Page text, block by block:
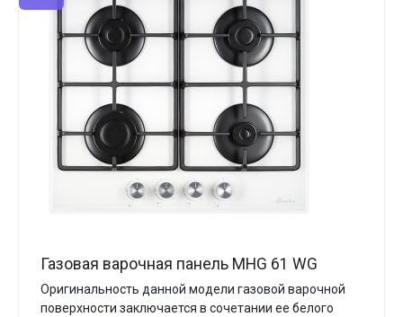
Газовая варочная панель MHG 61 WG
Оригинальность данной модели газовой варочной
поверхности заключается в сочетании ее белого